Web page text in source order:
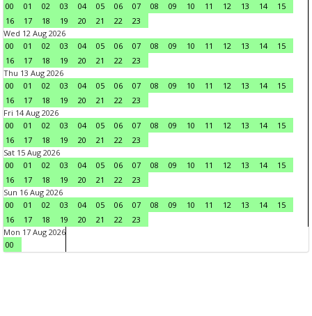
00
01 02 03 04 05 06 07 08 09 10 11 12 13 14
15
16
17 18 19 20 21 22
23
Wed 12 Aug 2026
00
01 02 03 04 05 06 07 08 09 10 11 12 13 14
15
16
17 18 19 20 21 22
23
Thu 13 Aug 2026
00
01 02 03 04 05 06 07 08 09 10 11 12 13 14
15
16
17 18 19 20 21 22
23
Fri 14 Aug 2026
00
01 02 03 04 05 06 07 08 09 10 11 12 13 14
15
16
17 18 19 20 21 22
23
Sat 15 Aug 2026
00
01 02 03 04 05 06 07 08 09 10 11 12 13 14
15
16
17 18 19 20 21 22
23
Sun 16 Aug 2026
00
01 02 03 04 05 06 07 08 09 10 11 12 13 14
15
16
17 18 19 20 21 22
23
Mon 17 Aug 2026
00